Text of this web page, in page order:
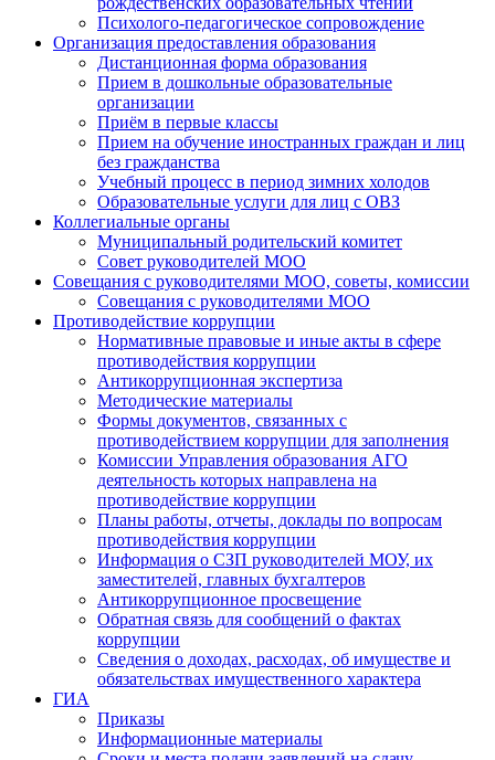
Психолого-педагогическое сопровождение
Организация предоставления образования
Дистанционная форма образования
Прием в дошкольные образовательные
организации
Приём в первые классы
Прием на обучение иностранных граждан и лиц
без гражданства
Учебный процесс в период зимних холодов
Образовательные услуги для лиц с ОВЗ
Коллегиальные органы
Муниципальный родительский комитет
Совет руководителей МОО
Совещания с руководителями МОО, советы, комиссии
Совещания с руководителями МОО
Противодействие коррупции
Нормативные правовые и иные акты в сфере
противодействия коррупции
Антикоррупционная экспертиза
Методические материалы
Формы документов, связанных с
противодействием коррупции для заполнения
Комиссии Управления образования АГО
деятельность которых направлена на
противодействие коррупции
Планы работы, отчеты, доклады по вопросам
противодействия коррупции
Информация о СЗП руководителей МОУ, их
заместителей, главных бухгалтеров
Антикоррупционное просвещение
Обратная связь для сообщений о фактах
коррупции
Сведения о доходах, расходах, об имуществе и
обязательствах имущественного характера
ГИА
Приказы
Информационные материалы